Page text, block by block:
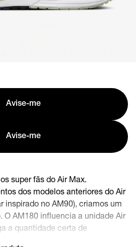
Avise-me
Avise-me
super fãs do Air Max.
dos modelos anteriores do Air
inspirado no AM90), criamos um
O AM180 influencia a unidade Air
a quantidade certa de